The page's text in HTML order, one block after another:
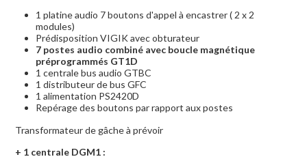
1 platine audio 7 boutons d'appel à encastrer ( 2 x 2
modules)
Prédisposition VIGIK avec obturateur
7 postes audio combiné avec boucle magnétique
préprogrammés GT1D
1 centrale bus audio GTBC
1 distributeur de bus GFC
1 alimentation PS2420D
Repérage des boutons par rapport aux postes
Transformateur de gâche à prévoir
+ 1 centrale DGM1 :